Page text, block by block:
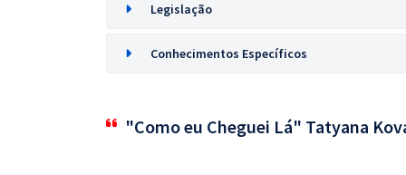
Legislação
Conhecimentos Específicos
"Como eu Cheguei Lá" Tatyana